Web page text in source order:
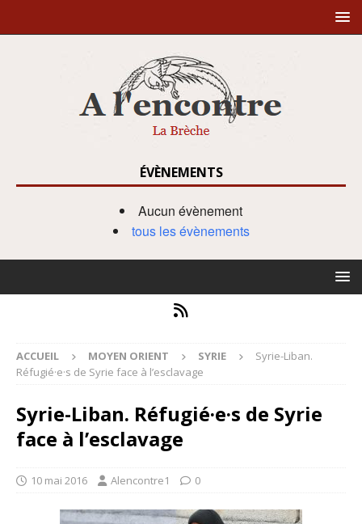
ÉVÈNEMENTS
Aucun évènement
tous les évènements
ACCUEIL MOYEN ORIENT SYRIE
Syrie-Liban.
Réfugié·e·s de Syrie face à l’esclavage
Syrie-Liban. Réfugié·e·s de Syrie
face à l’esclavage
10 mai 2016 Alencontre1 0